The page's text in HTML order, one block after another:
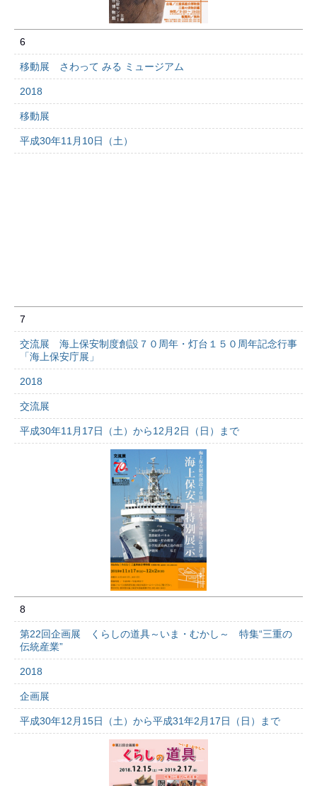
6
移動展 さわって みる ミュージアム
2018
移動展
平成30年11月10日（土）
7
交流展 海上保安制度創設７０周年・灯台１５０周年記念行事
「海上保安庁展」
2018
交流展
平成30年11月17日（土）から12月2日（日）まで
8
第22回企画展 くらしの道具～いま・むかし～ 特集“三重の
伝統産業”
2018
企画展
平成30年12月15日（土）から平成31年2月17日（日）まで